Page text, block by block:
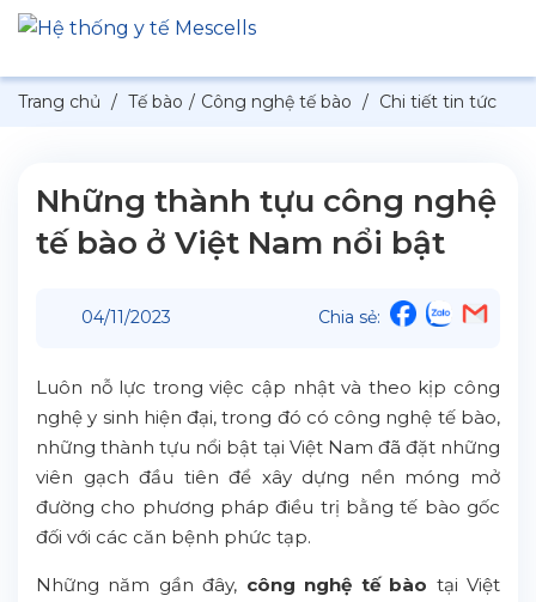
Trang chủ / Tế bào / Công nghệ tế bào / Chi tiết tin tức
Những thành tựu công nghệ
tế bào ở Việt Nam nổi bật
04/11/2023 Chia sẻ:
Luôn nỗ lực trong việc cập nhật và theo kịp công
nghệ y sinh hiện đại, trong đó có công nghệ tế bào,
những thành tựu nổi bật tại Việt Nam đã đặt những
viên gạch đầu tiên để xây dựng nền móng mở
đường cho phương pháp điều trị bằng tế bào gốc
đối với các căn bệnh phức tạp.
Những năm gần đây, công nghệ tế bào tại Việt